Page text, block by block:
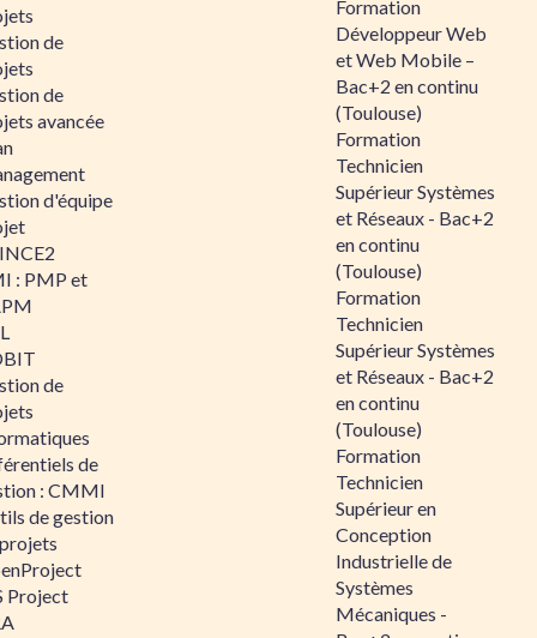
de
de
avancée
d'équipe
: PMP et
de
de
: CMMI
de gestion
Project
Formation
Développeur Web
et Web Mobile –
Bac+2 en continu
(Toulouse)
Formation
Technicien
Supérieur Systèmes
et Réseaux - Bac+2
en continu
(Toulouse)
Formation
Technicien
Supérieur Systèmes
et Réseaux - Bac+2
en continu
(Toulouse)
Formation
Technicien
Supérieur en
Conception
Industrielle de
Systèmes
Mécaniques -